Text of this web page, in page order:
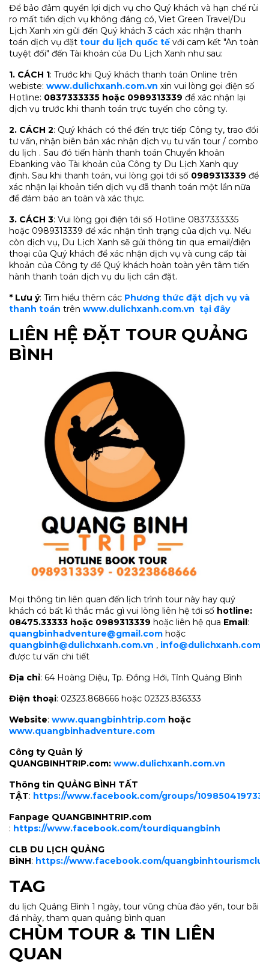
Để bảo đảm quyền lợi dịch vụ cho Quý khách và hạn chế rủi
ro mất tiền dịch vụ không đáng có, Viet Green Travel/Du
Lịch Xanh xin gửi đến Quý khách 3 cách xác nhận thanh
toán dịch vụ đặt tour du lịch quốc tếvới cam kết "An toàn
tuyệt đối" đến Tài khoản của Du Lịch Xanh như sau:
1. CÁCH 1: Trước khi Quý khách thanh toán Online trên
webiste: www.dulichxanh.com.vn xin vui lòng gọi điện số
Hotline: 0837333335 hoặc 0989313339 để xác nhận lại
dịch vụ trước khi thanh toán trực tuyến cho công ty.
2. CÁCH 2: Quý khách có thể đến trực tiếp Công ty, trao đổi
tư vấn, nhận biên bản xác nhận dịch vụ tư vấn tour / combo
du lịch . Sau đó tiến hành thanh toán Chuyển khoản
Ebanking vào Tài khoản của Công ty Du Lịch Xanh quy
định. Sau khi thanh toán, vui lòng gọi tới số 0989313339 để
xác nhận lại khoản tiền dịch vụ đã thanh toán một lần nữa
để đảm bảo an toàn và xác thực.
3. CÁCH 3: Vui lòng gọi điện tới số Hotline 0837333335
hoặc 0989313339 để xác nhận tình trạng của dịch vụ. Nếu
còn dịch vụ, Du Lịch Xanh sẽ gửi thông tin qua email/điện
thoại của Quý khách để xác nhận dịch vụ và cung cấp tài
khoản của Công ty để Quý khách hoàn toàn yên tâm tiến
hành thanh toán dịch vụ du lịch cần đặt.
* Lưu ý: Tìm hiểu thêm các Phương thức đặt dịch vụ và
thanh toán trên www.dulichxanh.com.vn tại đây
LIÊN HỆ ĐẶT TOUR QUẢNG
BÌNH
Mọi thông tin liên quan đến lịch trình tour này hay quý
khách có bất kì thắc mắc gì vui lòng liên hệ tới số hotline:
08475.33333 hoặc 0989313339 hoặc liên hệ qua Email:
quangbinhadventure@gmail.com hoặc
quangbinh@dulichxanh.com.vn ,
được tư vấn chi tiết
Địa chỉ: 64 Hoàng Diệu, Tp. Đồng Hới, Tỉnh Quảng Bình
Điện thoại: 02323.868666 hoặc 02323.836333
Website: www.quangbinhtrip.com hoặc
www.quangbinhadventure.com
Công ty Quản lý
QUANGBINHTRIP.com: www.dulichxanh.com.vn
Thông tin QUẢNG BÌNH TẤT
TẬT: https://www.facebook.com/groups/
Fanpage QUANGBINHTRIP.com
: https://www.facebook.com/tourdiquangbinh
CLB DU LỊCH QUẢNG
BÌNH: https://www.facebook.com/
TAG
du lịch Quảng Bình 1 ngày, tour vũng chùa đảo yến, tour bãi
đá nhảy, tham quan quảng bình quan
CHÙM TOUR & TIN LIÊN
QUAN